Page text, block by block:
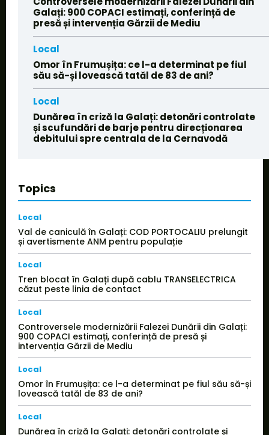
Galați: 900 COPACI estimați, conferință de
presă și intervenția Gărzii de Mediu
Local
Omor în Frumușița: ce l-a determinat pe fiul
său să-și lovească tatăl de 83 de ani?
Local
Dunărea în criză la Galați: detonări controlate
și scufundări de barje pentru direcționarea
debitului spre centrala de la Cernavodă
Topics
Local
Val de caniculă în Galați: COD PORTOCALIU prelungit
și avertismente ANM pentru populație
Local
Tren blocat în Galați după cablu TRANSELECTRICA
căzut peste linia de contact
Local
Controversele modernizării Falezei Dunării din Galați:
900 COPACI estimați, conferință de presă și
intervenția Gărzii de Mediu
Local
Omor în Frumușița: ce l-a determinat pe fiul său să-și
lovească tatăl de 83 de ani?
Local
Dunărea în criză la Galați: detonări controlate și